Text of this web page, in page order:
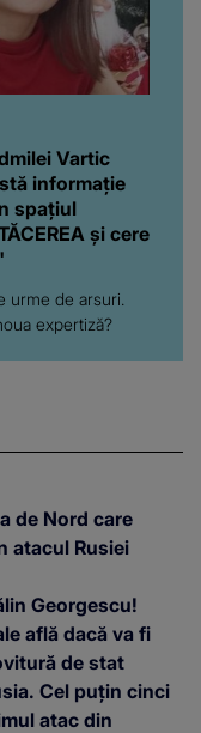
Vartic
informație
spațiul
și cere
urme de arsuri.
expertiză?
de Nord care
atacul Rusiei
Georgescu!
află dacă va fi
de stat
Cel puțin cinci
atac din